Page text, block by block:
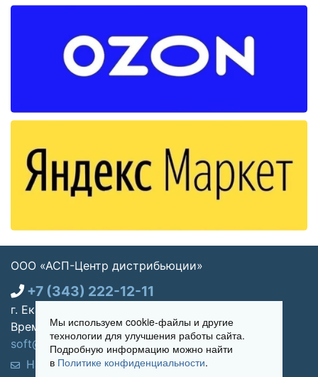
ООО «АСП-Центр дистрибьюции»
+7 (343) 222-12-11
г. Екатеринбург, ул. Щорса 7, офис 270
Время работы: Пн-пт 09:00 - 18:00
soft@asp-partners.ru
Написать нам
Обратный звонок
Мы используем cookie-файлы и другие
технологии для улучшения работы сайта.
Подробную информацию можно найти
в Политике конфиденциальности.